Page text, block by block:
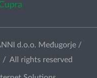
d.o.o. Međugorje /
All rights reserved